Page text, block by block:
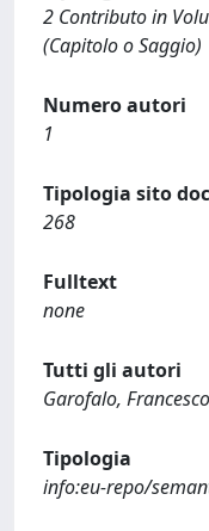
2 Contributo in
(Capitolo o Saggio)
Numero autori
1
Tipologia sito
268
Fulltext
none
Tutti gli autori
Garofalo, Francesco
Tipologia
info:eu-repo/